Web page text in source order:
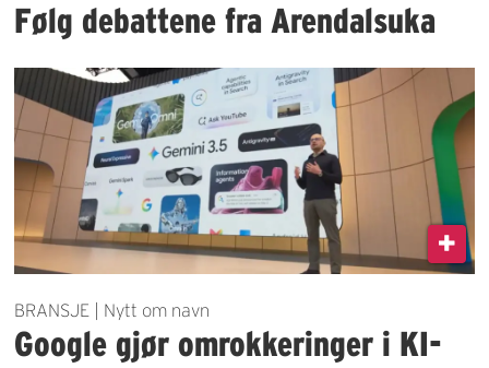
Følg debattene fra Arendalsuka
BRANSJE | Nytt om navn
Google gjør omrokkeringer i KI-